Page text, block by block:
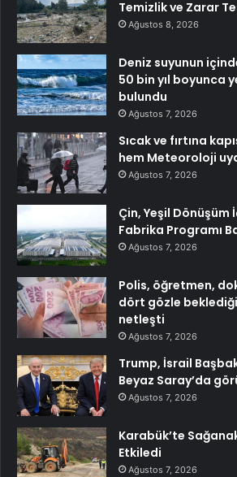
Temizlik ve Zarar
Ağustos 8, 2026
Deniz suyunun
50 bin yıl boyunca
bulundu
Ağustos 7, 2026
Sıcak ve fırtına
hem Meteoroloji
Ağustos 7, 2026
Çin, Yeşil Dönüşüm
Fabrika Programı
Ağustos 7, 2026
Polis, öğretmen,
dört gözle
netleşti
Ağustos 7, 2026
Trump, İsrail
Beyaz Saray’da
Ağustos 7, 2026
Karabük’te
Etkiledi
Ağustos 7, 2026